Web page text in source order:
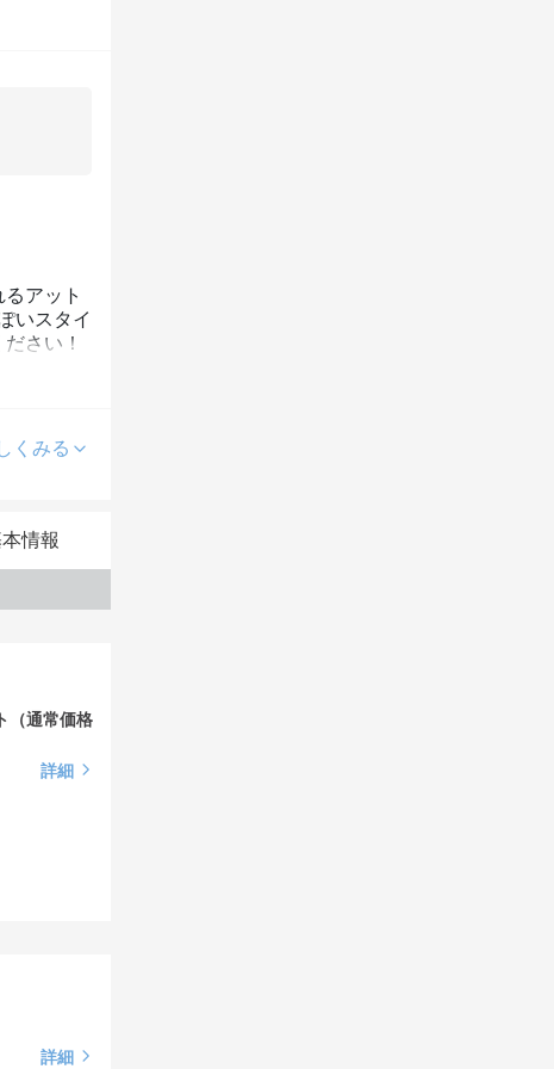
アット
いスタイ
さい！
くみる
情報
（通常価格
詳細
詳細